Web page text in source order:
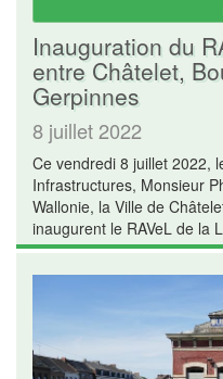
Inauguration du
entre Châtelet,
Gerpinnes
8 juillet 2022
Ce vendredi 8 juillet 2022,
Infrastructures, Monsieur
Wallonie, la Ville de
inaugurent le RAVeL de la